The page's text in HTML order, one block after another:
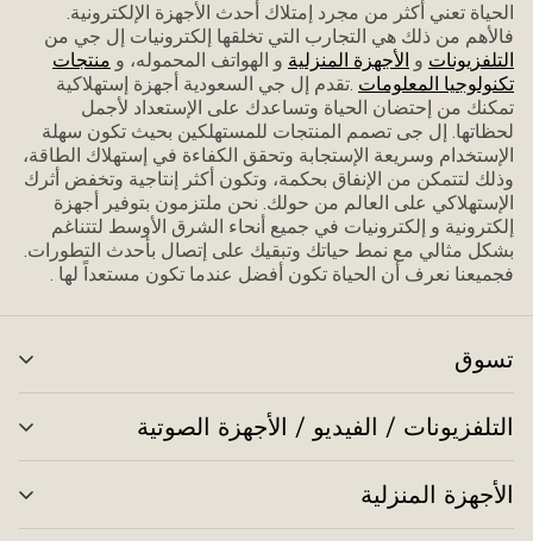
الحياة تعني أكثر من مجرد إمتلاك أحدث الأجهزة الإلكترونية.
فاﻷهم من ذلك هي التجارب التي تخلقها إلكترونيات إل جي من
التلفزيونات و الأجهزة المنزلية و الهواتف المحموله، و منتجات
تكنولوجيا المعلومات .تقدم إل جي السعودية أجهزة إستهلاكية
تمكنك من إحتضان الحياة وتساعدك على الإستعداد ﻷجمل
لحظاتها. إل جى تصمم المنتجات للمستهلكين بحيث تكون سهلة
الإستخدام وسريعة الإستجابة وتحقق الكفاءة في إستهلاك الطاقة،
وذلك لتتمكن من الإنفاق بحكمة، وتكون أكثر إنتاجية وتخفض أثرك
الإستهلاكي على العالم من حولك. نحن ملتزمون بتوفير أجهزة
إلكترونية و إلكترونيات في جميع أنحاء الشرق الأوسط لتتناغم
بشكل مثالي مع نمط حياتك وتبقيك على إتصال بأحدث التطورات.
فجميعنا نعرف أن الحياة تكون أفضل عندما تكون مستعداً لها .
تسوق
التلفزيونات / الفيديو / الأجهزة الصوتية
الأجهزة المنزلية